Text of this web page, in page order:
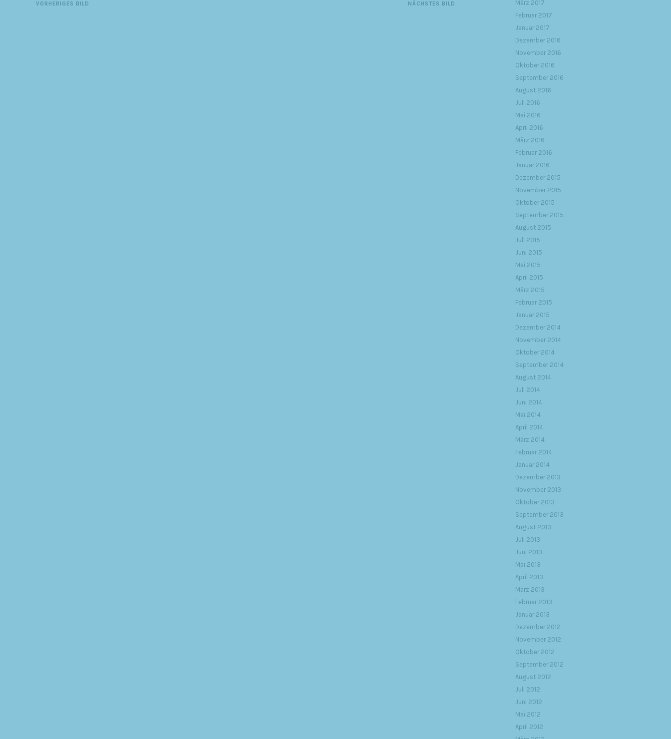
NÄCHSTES BILD
VORHERIGES BILD
März 2017
Februar 2017
Januar 2017
Dezember 2016
November 2016
Oktober 2016
September 2016
August 2016
Juli 2016
Mai 2016
April 2016
März 2016
Februar 2016
Januar 2016
Dezember 2015
November 2015
Oktober 2015
September 2015
August 2015
Juli 2015
Juni 2015
Mai 2015
April 2015
März 2015
Februar 2015
Januar 2015
Dezember 2014
November 2014
Oktober 2014
September 2014
August 2014
Juli 2014
Juni 2014
Mai 2014
April 2014
März 2014
Februar 2014
Januar 2014
Dezember 2013
November 2013
Oktober 2013
September 2013
August 2013
Juli 2013
Juni 2013
Mai 2013
April 2013
März 2013
Februar 2013
Januar 2013
Dezember 2012
November 2012
Oktober 2012
September 2012
August 2012
Juli 2012
Juni 2012
Mai 2012
April 2012